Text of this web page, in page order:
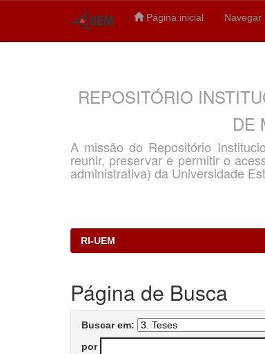
Página inicial Navegar
REPOSITÓRIO
DE
A missão do Repositório
reunir, preservar e permitir o
administrativa) da Universidade
RI-UEM
Página de Busca
Buscar em:
por